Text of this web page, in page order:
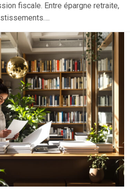
fiscale. Entre épargne retraite,